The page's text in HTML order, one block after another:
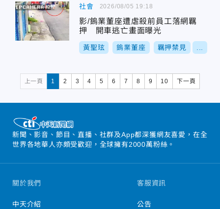
社會
影/鎢業董座遭虐殺前員工落網羈
押 開車逃亡畫面曝光
黃聖玹 鎢業董座 羈押禁見
2026/08/05 19:18
上一頁 1 2 3 4 5 6 7 8 9 10 下一頁
新聞、影音、節目、直播、社群及App都深獲網友喜愛，在全
世界各地華人亦頗受歡迎，全球擁有2000萬粉絲。
關於我們
中天介紹
客服資訊
公告